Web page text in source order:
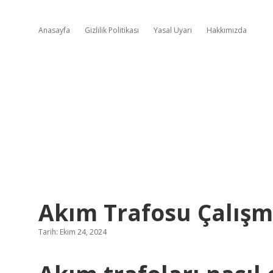
Anasayfa Gizlilik Politikası Yasal Uyarı Hakkımızda
Akım Trafosu
Tarih: Ekim 24, 2024